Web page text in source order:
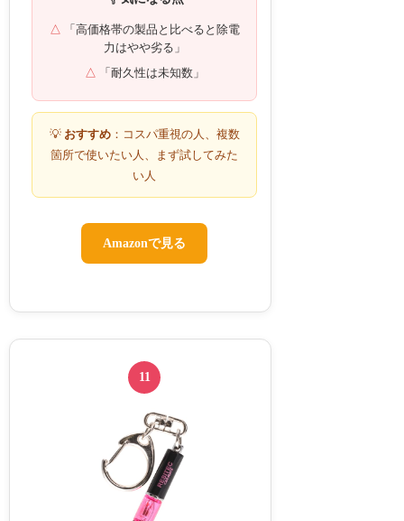
「高価格帯の製品と比べると除電
力はやや劣る」
「耐久性は未知数」
💡 おすすめ：コスパ重視の人、複数
箇所で使いたい人、まず試してみた
い人
Amazonで見る
11